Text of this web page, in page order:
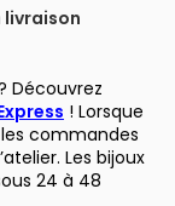
livraison
Découvrez
! Lorsque
commandes
Les bijoux
24 à 48